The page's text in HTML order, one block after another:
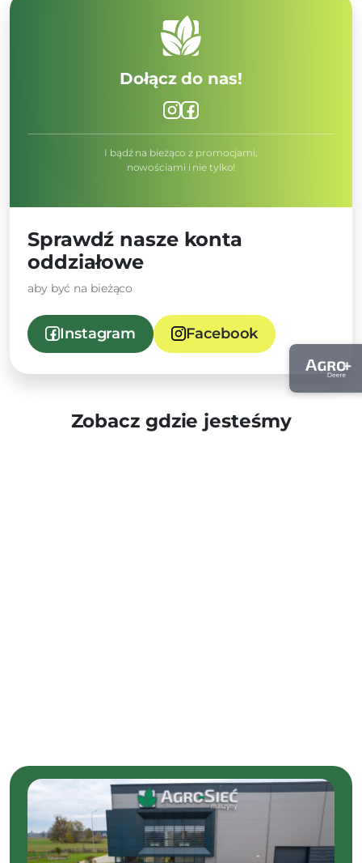
Dołącz do nas!
I bądź na bieżąco z promocjami,
nowościami i nie tylko!
Sprawdź nasze konta
oddziałowe
aby być na bieżąco
Instagram Facebook
Zobacz gdzie jesteśmy